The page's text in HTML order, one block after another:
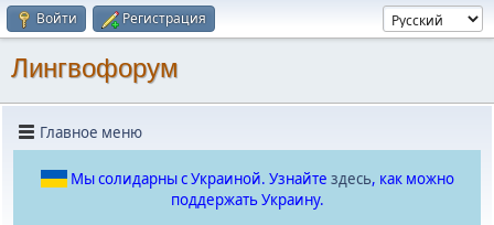
Войти Регистрация
Лингвофорум
Главное меню
Мы солидарны с Украиной. Узнайте здесь, как можно
поддержать Украину.